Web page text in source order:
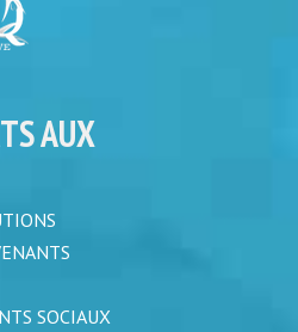
AUX
SOCIAUX